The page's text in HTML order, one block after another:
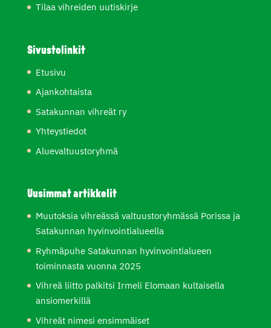
Tilaa vihreiden uutiskirje
Sivustolinkit
Etusivu
Ajankohtaista
Satakunnan vihreät ry
Yhteystiedot
Aluevaltuustoryhmä
Uusimmat artikkelit
Muutoksia vihreässä valtuustoryhmässä Porissa ja
Satakunnan hyvinvointialueella
Ryhmäpuhe Satakunnan hyvinvointialueen
toiminnasta vuonna 2025
Vihreä liitto palkitsi Irmeli Elomaan kultaisella
ansiomerkillä
Vihreät nimesi ensimmäiset